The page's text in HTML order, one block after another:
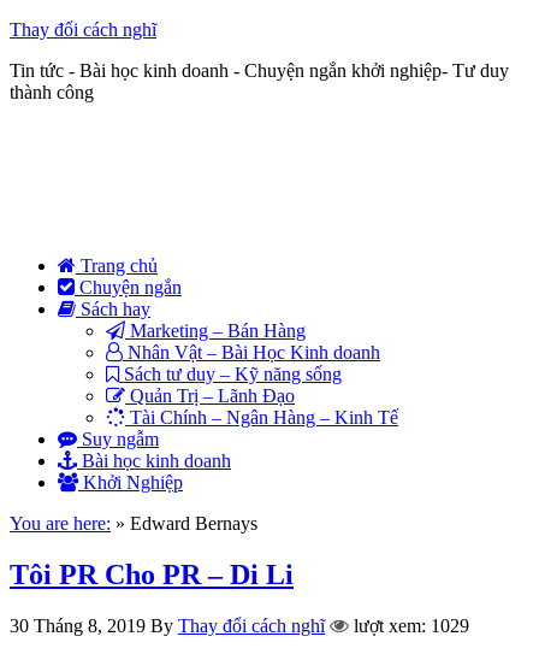
Thay đổi cách nghĩ
Tin tức - Bài học kinh doanh - Chuyện ngắn khởi nghiệp- Tư duy
thành công
Trang chủ
Chuyện ngắn
Sách hay
Marketing – Bán Hàng
Nhân Vật – Bài Học Kinh doanh
Sách tư duy – Kỹ năng sống
Quản Trị – Lãnh Đạo
Tài Chính – Ngân Hàng – Kinh Tế
Suy ngẫm
Bài học kinh doanh
Khởi Nghiệp
You are here: » Edward Bernays
Tôi PR Cho PR – Di Li
30 Tháng 8, 2019 By Thay đổi cách nghĩ lượt xem: 1029